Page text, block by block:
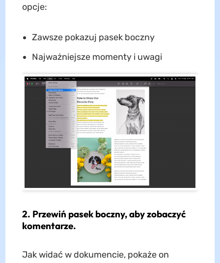
opcje:
Zawsze pokazuj pasek boczny
Najważniejsze momenty i uwagi
2. Przewiń pasek boczny, aby zobaczyć
komentarze.
Jak widać w dokumencie, pokaże on